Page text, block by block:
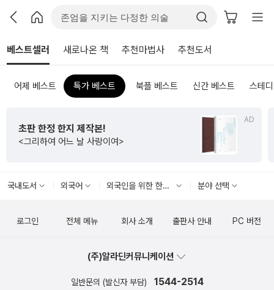
베스트셀러 새로나온 책 추천마법사 추천도서
어제 베스트 특가 베스트 북플 베스트 신간 베스트 스테
AD
초판 한정 한지 제작본!
<그리하여 어느 날 사랑이여>
국내도서 외국어 외국인을 위한 한국어 분야 선택
로그인 전체 메뉴 회사 소개 출판사 안내 PC 버전
(주)알라딘커뮤니케이션
일반문의 (발신자 부담) 1544-2514